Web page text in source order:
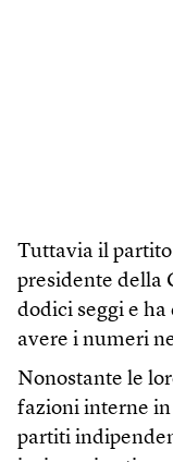
Tuttavia il
presidente della
dodici seggi e ha
avere i numeri
Nonostante le
fazioni interne in
partiti